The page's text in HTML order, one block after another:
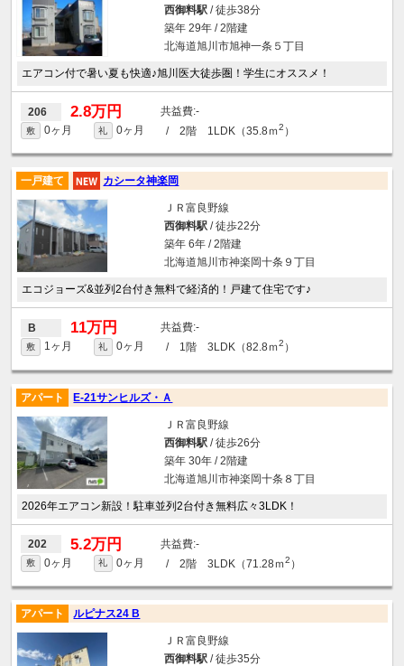
西御料駅/ 徒歩38分
築年 29年 / 2階建
北海道旭川市旭神一条５丁目
エアコン付で暑い夏も快適♪旭川医大徒歩圏！学生にオススメ！
206 2.8万円 -
敷 0ヶ月 礼 0ヶ月 / 2階 1LDK（35.8ｍ2 ）
一戸建て カシータ神楽岡
ＪＲ富良野線
西御料駅/ 徒歩22分
築年 6年 / 2階建
北海道旭川市神楽岡十条９丁目
エコジョーズ&並列2台付き無料で経済的！戸建て住宅です♪
B 11万円 -
敷 1ヶ月 礼 0ヶ月 / 1階 3LDK（82.8ｍ2 ）
アパート E-21サンヒルズ・Ａ
ＪＲ富良野線
西御料駅/ 徒歩26分
築年 30年 / 2階建
北海道旭川市神楽岡十条８丁目
2026年エアコン新設！駐車並列2台付き無料広々3LDK！
202 5.2万円 -
敷 0ヶ月 礼 0ヶ月 / 2階 3LDK（71.28ｍ2 ）
アパート ルピナス24 B
ＪＲ富良野線
西御料駅/ 徒歩35分